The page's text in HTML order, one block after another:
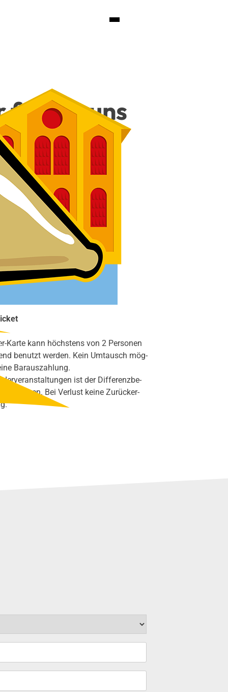
freu­en uns
180 €
Spar­pa­ket
Kar­te kann höchs­tens von 2 Per­so­nen
benutzt wer­den. Kein Umtausch mög­
Bar­aus­zah­lung.
ist der Dif­fe­renz­be­
beglei­chen. Bei Ver­lust kei­ne Zurück­er­